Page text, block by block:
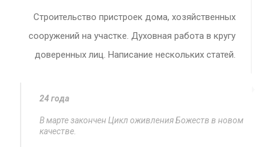
Строительство пристроек дома, хозяйственных
сооружений на участке. Духовная работа в кругу
доверенных лиц. Написание нескольких статей.
24 года
В марте закончен Цикл оживления Божеств в новом
качестве.